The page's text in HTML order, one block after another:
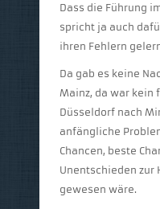
Dass die Führung
spricht ja auch
ihren Fehlern
Da gab es keine
Mainz, da war kein
Düsseldorf nach
anfängliche
Chancen, beste
Unentschieden zur
gewesen wäre.